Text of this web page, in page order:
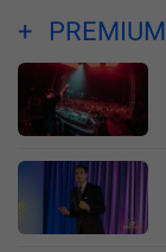
PREMIUM